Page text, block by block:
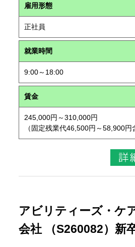
雇用形態
正社員
就業時間
9:00～18:00
賃金
245,000円～310,000円
（固定残業代46,500円～58,900円
アビリティーズ・ケ
会社 （S260082）新